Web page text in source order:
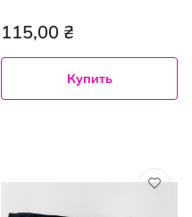
115,00 ₴
Купить